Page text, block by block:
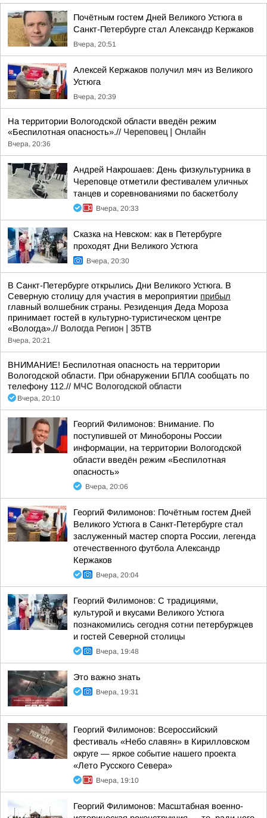
Почётным гостем Дней Великого Устюга в
Санкт-Петербурге стал Александр Кержаков
Вчера, 20:51
Алексей Кержаков получил мяч из Великого
Устюга
Вчера, 20:39
На территории Вологодской области введён режим
«Беспилотная опасность».// Череповец | Онлайн
Вчера, 20:36
Андрей Накрошаев: День физкультурника в
Череповце отметили фестивалем уличных
танцев и соревнованиями по баскетболу
Вчера, 20:33
Сказка на Невском: как в Петербурге
проходят Дни Великого Устюга
Вчера, 20:30
В Санкт-Петербурге открылись Дни Великого Устюга. В
Северную столицу для участия в мероприятии прибыл
главный волшебник страны. Резиденция Деда Мороза
принимает гостей в культурно-туристическом центре
«Вологда».// Вологда Регион | 35ТВ
Вчера, 20:21
ВНИМАНИЕ! Беспилотная опасность на территории
Вологодской области. При обнаружении БПЛА сообщать по
телефону 112.// МЧС Вологодской области
Вчера, 20:10
Георгий Филимонов: Внимание. По
поступившей от Минобороны России
информации, на территории Вологодской
области введён режим «Беспилотная
опасность»
Вчера, 20:06
Георгий Филимонов: Почётным гостем Дней
Великого Устюга в Санкт-Петербурге стал
заслуженный мастер спорта России, легенда
отечественного футбола Александр
Кержаков
Вчера, 20:04
Георгий Филимонов: С традициями,
культурой и вкусами Великого Устюга
познакомились сегодня сотни петербуржцев
и гостей Северной столицы
Вчера, 19:48
Это важно знать
Вчера, 19:31
Георгий Филимонов: Всероссийский
фестиваль «Небо славян» в Кирилловском
округе — яркое событие нашего проекта
«Лето Русского Севера»
Вчера, 19:10
Георгий Филимонов: Масштабная военно-